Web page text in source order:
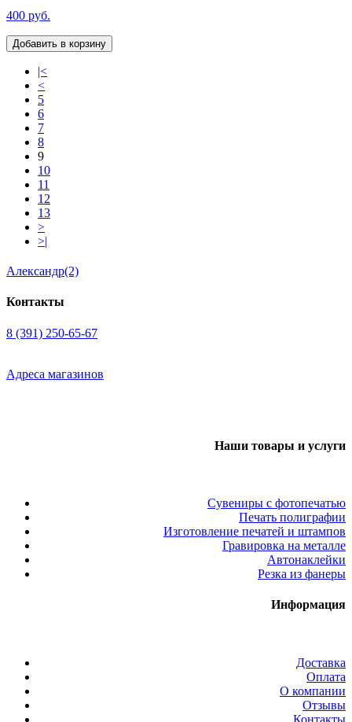
400 руб.
Добавить в корзину
|<
<
5
6
7
8
9
10
11
12
13
>
>|
Александр(2)
Контакты
8 (391) 250-65-67
Адреса магазинов
Наши товары и услуги
Сувениры с фотопечатью
Печать полиграфии
Изготовление печатей и штампов
Гравировка на металле
Автонаклейки
Резка из фанеры
Информация
Доставка
Оплата
О компании
Отзывы
Контакты